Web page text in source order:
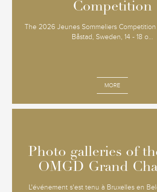
Competition
The 2026 Jeunes Sommeliers
Båstad, Sweden, 14 - 18 o...
MORE
Competition
Photo galleries of
OMGD Grand
L'événement s'est tenu à Bruxelles en
Photo galleries of
OMGD Grand